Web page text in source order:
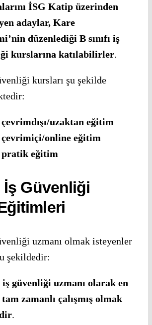
İSG Katip üzerinden
adaylar, Kare
düzenlediği B sınıfı iş
kurslarına katılabilirler.
kursları şu şekilde
uzaktan eğitim
çevrimiçi/online eğitim
pratik eğitim
İş Güvenliği
uzmanı olmak isteyenler
şekildedir:
iş güvenliği uzmanı olarak en
tam zamanlı çalışmış olmak
.